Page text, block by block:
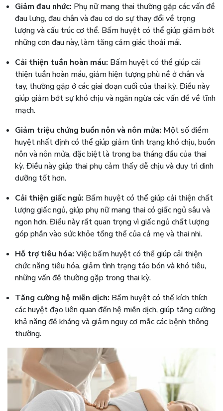
Giảm đau nhức: Phụ nữ mang thai thường gặp các vấn đề
đau lưng, đau chân và đau cơ do sự thay đổi về trọng
lượng và cấu trúc cơ thể. Bấm huyệt có thể giúp giảm bớt
những cơn đau này, làm tăng cảm giác thoải mái.
Cải thiện tuần hoàn máu: Bấm huyệt có thể giúp cải
thiện tuần hoàn máu, giảm hiện tượng phù nề ở chân và
tay, thường gặp ở các giai đoạn cuối của thai kỳ. Điều này
giúp giảm bớt sự khó chịu và ngăn ngừa các vấn đề về tĩnh
mạch.
Giảm triệu chứng buồn nôn và nôn mửa: Một số điểm
huyệt nhất định có thể giúp giảm tình trạng khó chịu, buồn
nôn và nôn mửa, đặc biệt là trong ba tháng đầu của thai
kỳ. Điều này giúp thai phụ cảm thấy dễ chịu và duy trì dinh
dưỡng tốt hơn.
Cải thiện giấc ngủ: Bấm huyệt có thể giúp cải thiện chất
lượng giấc ngủ, giúp phụ nữ mang thai có giấc ngủ sâu và
ngon hơn. Điều này rất quan trọng vì giấc ngủ chất lượng
góp phần vào sức khỏe tổng thể của cả mẹ và thai nhi.
Hỗ trợ tiêu hóa: Việc bấm huyệt có thể giúp cải thiện
chức năng tiêu hóa, giảm tình trạng táo bón và khó tiêu,
những vấn đề thường gặp trong thai kỳ.
Tăng cường hệ miễn dịch: Bấm huyệt có thể kích thích
các huyệt đạo liên quan đến hệ miễn dịch, giúp tăng cường
khả năng đề kháng và giảm nguy cơ mắc các bệnh thông
thường.